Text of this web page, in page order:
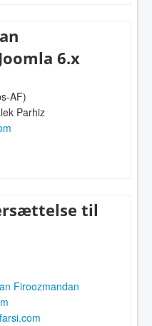
6.x
AF)
Parhiz
til
Firoozmandan